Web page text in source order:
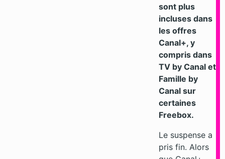
sont plus
incluses dans
les offres
Canal+, y
compris dans
TV by Canal et
Famille by
Canal sur
certaines
Freebox.
Le suspense a
pris fin. Alors